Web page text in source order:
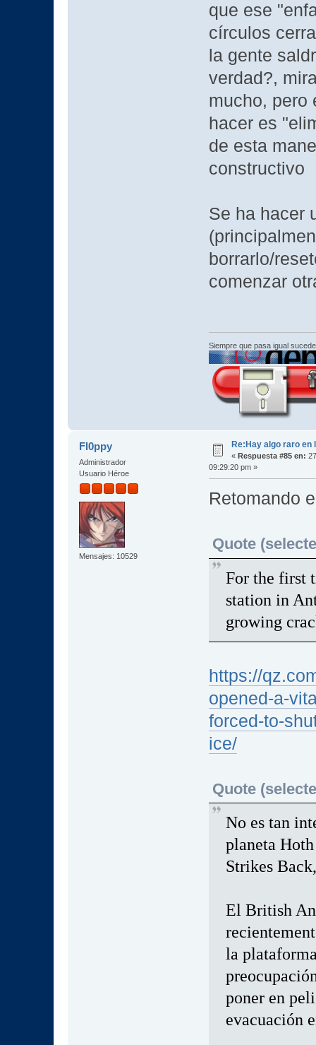
que ese
círculos
la gente
verdad?,
mucho, pero
hacer es
de esta
constructivo
Se ha hacer
borrarlo/
comenzar
Siempre que pasa igual
Fl0ppy
Administrador
Usuario Héroe
Mensajes: 10529
Re:Hay algo raro en
« Respuesta #85 en:
09:29:20 pm »
Retomando
Quote
For the first
station in
growing
https://
opened-a-
forced-to-
ice/
Quote
No es tan
planeta
Strikes
El British
la
poner en
evacuación